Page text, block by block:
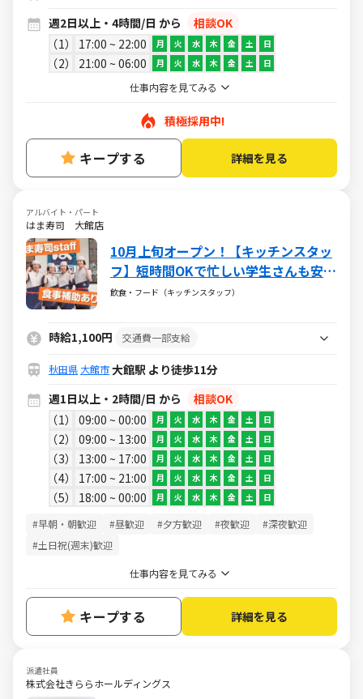
週2日以上・4時間/日 から
相談OK
1
17:00 ~ 22:00 月 火 水 木 金 土 日
2 21:00 ~ 06:00 月 火 水 木 金 土 日
仕事内容を見てみる
積極採用中!
キープする 詳細を見る
アルバイト・パート
はま寿司 大館店
10月上旬オープン！【キッチンスタッ
フ】短時間OKで忙しい学生さんも安
心！＜機械を使ったお寿司づくりや、
食べられる食事補助付
飲食・フード（キッチンスタッフ）
時給1,100円 交通費一部支給
秋田県 大館市大館駅 より徒歩11分
週1日以上・2時間/日 から
相談OK
1
09:00 ~ 00:00 月 火 水 木 金 土 日
2 09:00 ~ 13:00 月 火 水 木 金 土 日
3 13:00 ~ 17:00 月 火 水 木 金 土 日
4 17:00 ~ 21:00 月 火 水 木 金 土 日
5 18:00 ~ 00:00 月 火 水 木 金 土 日
#早朝・朝歓迎 #昼歓迎 #夕方歓迎 #夜歓迎
#深夜歓迎
#土日祝(週末)歓迎
仕事内容を見てみる
キープする 詳細を見る
派遣社員
株式会社きららホールディングス